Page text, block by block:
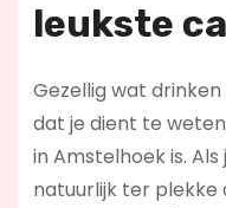
leukste
Gezellig wat
dat je dient te
in Amstelhoek is.
natuurlijk ter plekke